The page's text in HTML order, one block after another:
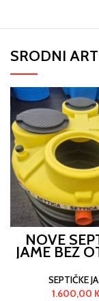
SRODNI
NOVE
JAME BEZ
SEPTIČKE
1.600,00